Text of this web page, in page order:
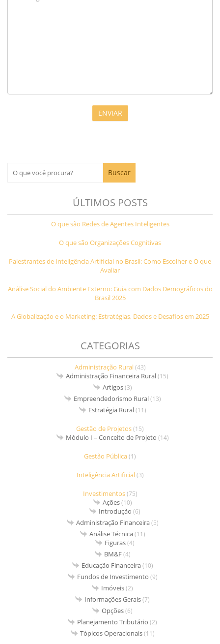
ÚLTIMOS POSTS
O que são Redes de Agentes Inteligentes
O que são Organizações Cognitivas
Palestrantes de Inteligência Artificial no Brasil: Como Escolher e O que
Avaliar
Análise Social do Ambiente Externo: Guia com Dados Demográficos do
Brasil 2025
A Globalização e o Marketing: Estratégias, Dados e Desafios em 2025
CATEGORIAS
Administração Rural(43)
Administração Financeira Rural(15)
Artigos(3)
Empreendedorismo Rural(13)
Estratégia Rural(11)
Gestão de Projetos(15)
Módulo I – Conceito de Projeto (14)
Gestão Pública(1)
Inteligência Artificial(3)
Investimentos(75)
Ações(10)
Introdução (6)
Administração Financeira(5)
Análise Técnica(11)
Figuras(4)
BM&F(4)
Educação Financeira(10)
Fundos de Investimento (9)
Imóveis(2)
Informações Gerais(7)
Opções(6)
Planejamento Tributário (2)
Tópicos Operacionais(11)